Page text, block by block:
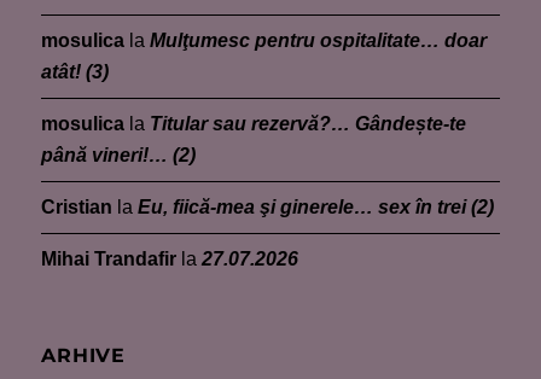
mosulica laMulţumesc pentru ospitalitate… doar
atât! (3)
mosulica la Titular sau rezervă?… Gândește-te
până vineri!… (2)
Cristian laEu, fiică-mea şi ginerele… sex în trei (2)
Mihai Trandafir la27.07.2026
ARHIVE